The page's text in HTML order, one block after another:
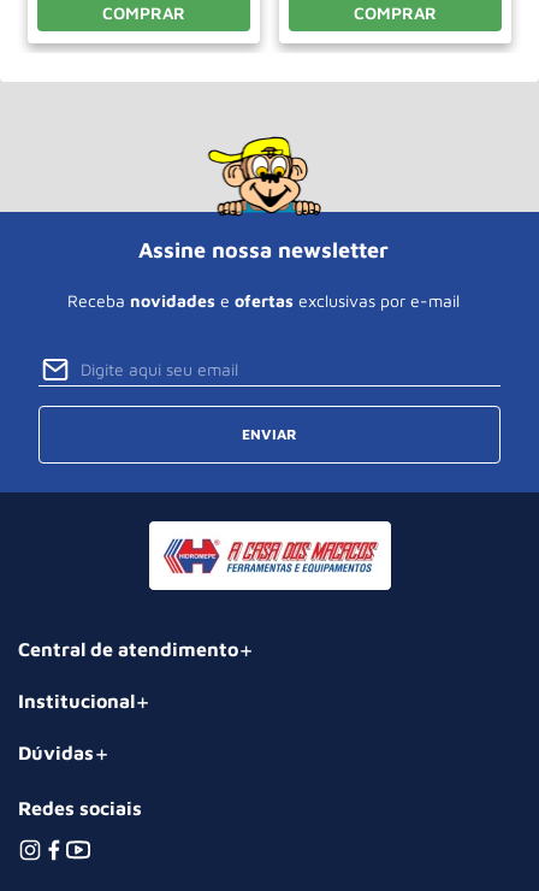
COMPRAR COMPRAR
Assine nossa newsletter
Receba novidades e ofertas exclusivas por e-mail
ENVIAR
Central de atendimento
Institucional
Dúvidas
Redes sociais